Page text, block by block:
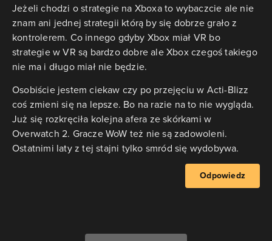
Jeżeli chodzi o strategie na Xboxa to wybaczcie ale nie
znam ani jednej strategii którą by się dobrze grało z
kontrolerem. Co innego gdyby Xbox miał VR bo
strategie w VR są bardzo dobre ale Xbox czegoś takiego
nie ma i długo miał nie będzie.
Osobiście jestem ciekaw czy po przejęciu w Acti-Blizz
coś zmieni się na lepsze. Bo na razie na to nie wygląda.
Już się rozkręciła kolejna afera ze skórkami w
Overwatch 2. Gracze WoW też nie są zadowoleni.
Ostatnimi laty z tej stajni tylko smród się wydobywa.
Odpowiedz